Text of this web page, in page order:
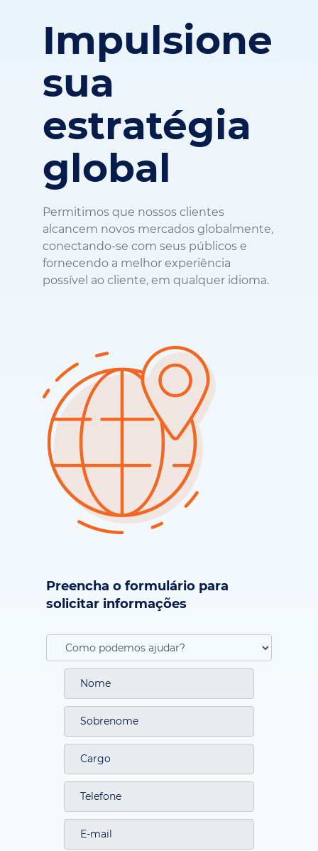
Impulsione
sua
estratégia
global
Permitimos que nossos clientes
alcancem novos mercados globalmente,
conectando-se com seus públicos e
fornecendo a melhor experiência
possível ao cliente, em qualquer idioma.
Preencha o formulário para
solicitar informações